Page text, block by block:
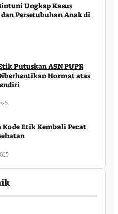
Ungkap Kasus
Persetubuhan Anak di
Putuskan ASN PUPR
Hormat atas
Kode Etik Kembali Pecat